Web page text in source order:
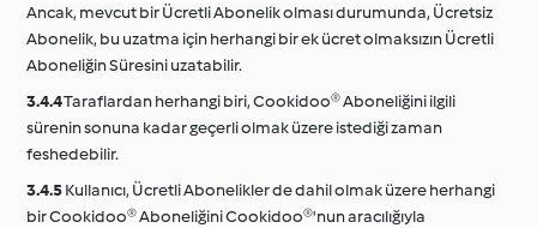
Ancak, mevcut bir Ücretli Abonelik olması durumunda, Ücretsiz
Abonelik, bu uzatma için herhangi bir ek ücret olmaksızın Ücretli
Aboneliğin Süresini uzatabilir.
3.4.4Taraflardan herhangi biri, Cookidoo® Aboneliğini ilgili
sürenin sonuna kadar geçerli olmak üzere istediği zaman
feshedebilir.
3.4.5Kullanıcı, Ücretli Abonelikler de dahil olmak üzere herhangi
bir Cookidoo® Aboneliğini Cookidoo®'nun aracılığıyla